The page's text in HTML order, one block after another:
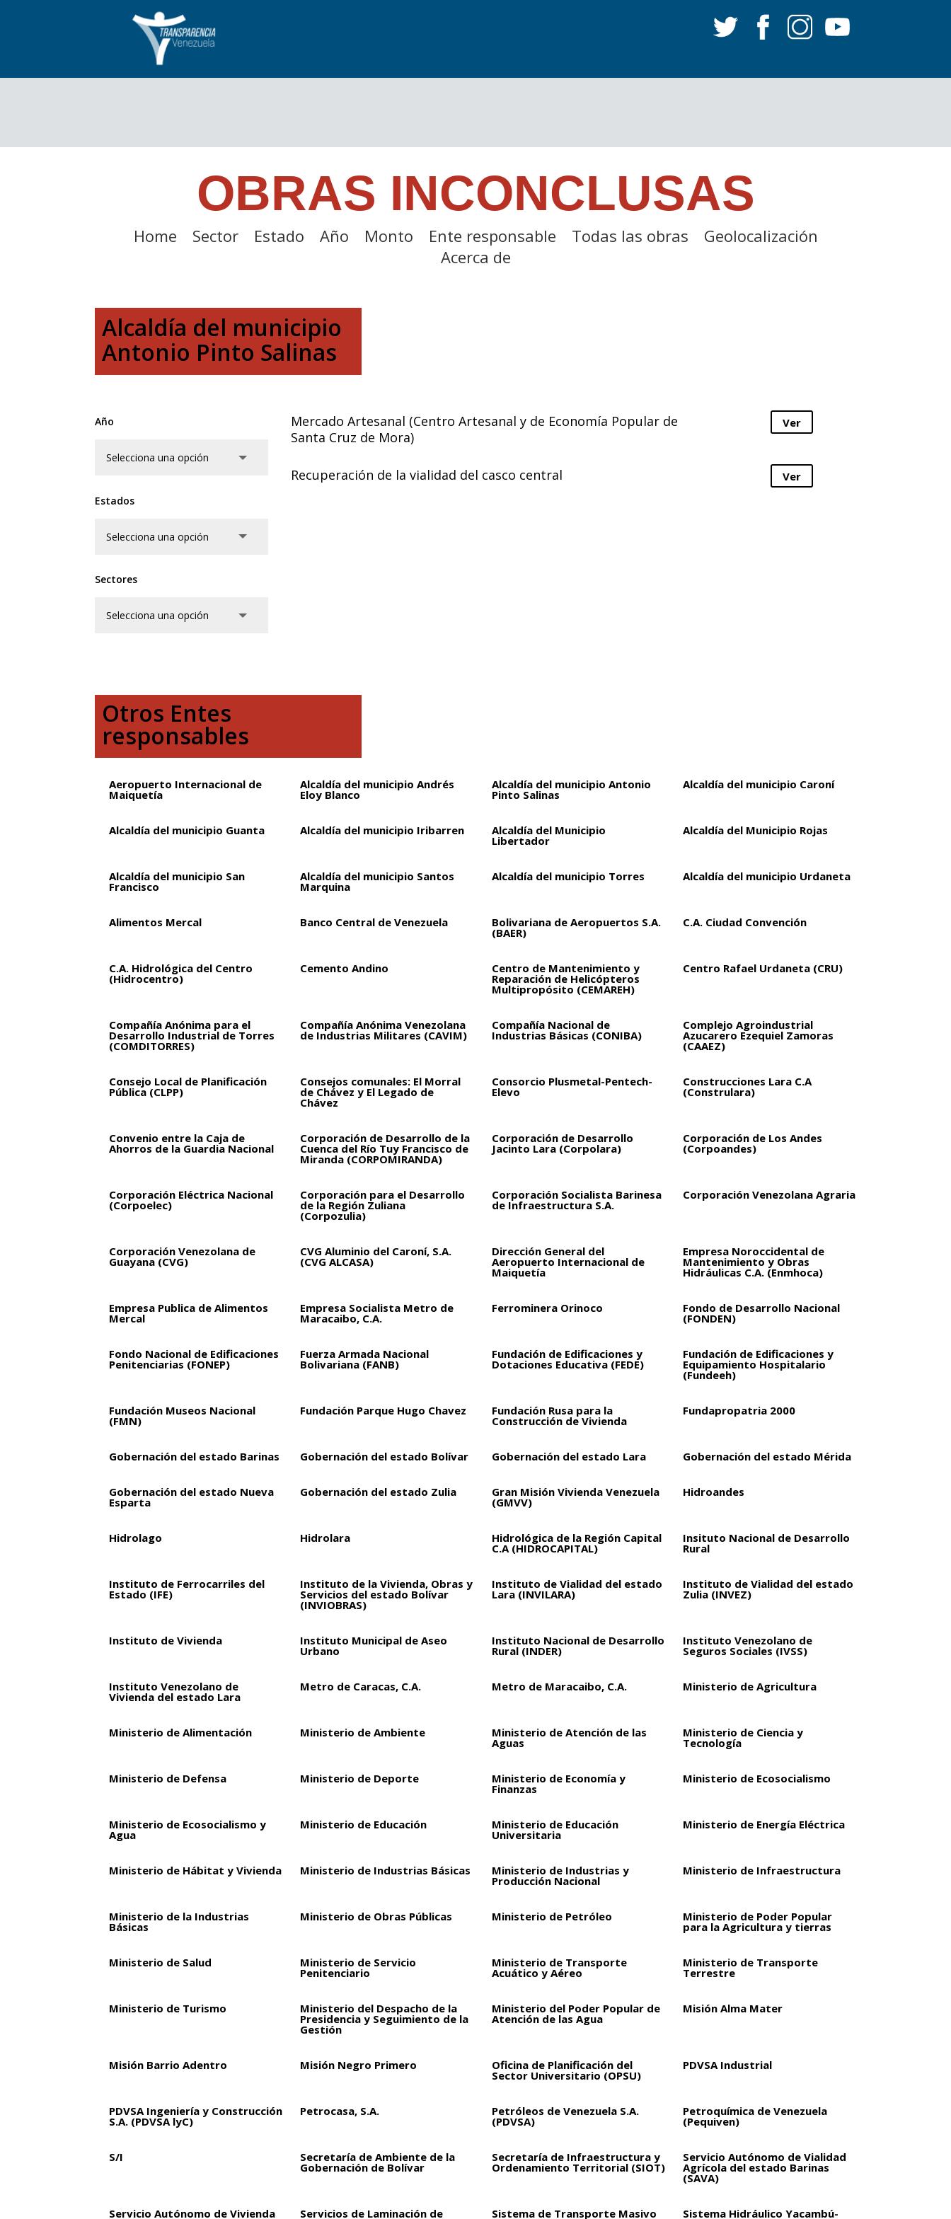
OBRAS INCONCLUSAS
Home Sector Estado Año Monto Ente responsable Todas las obras
Geolocalización
Acerca de
Alcaldía del municipio
Antonio Pinto Salinas
Año
Estados
Sectores
Mercado Artesanal (Centro Artesanal y de Economía Popular de
Santa Cruz de Mora)
Ver
Recuperación de la vialidad del casco central Ver
Otros Entes
responsables
Aeropuerto Internacional de
Maiquetía
Alcaldía del municipio Andrés
Eloy Blanco
Alcaldía del municipio Antonio
Pinto Salinas
Alcaldía del municipio Caroní
Alcaldía del municipio Guanta Alcaldía del municipio Iribarren Alcaldía del Municipio
Libertador
Alcaldía del Municipio Rojas
Alcaldía del municipio San
Francisco
Alcaldía del municipio Santos
Marquina
Alcaldía del municipio Torres Alcaldía del municipio Urdaneta
Alimentos Mercal Banco Central de Venezuela Bolivariana de Aeropuertos S.A.
(BAER)
C.A. Ciudad Convención
C.A. Hidrológica del Centro
(Hidrocentro)
Cemento Andino Centro de Mantenimiento y
Reparación de Helicópteros
Multipropósito (CEMAREH)
Centro Rafael Urdaneta (CRU)
Compañía Anónima para el
Desarrollo Industrial de Torres
(COMDITORRES)
Compañía Anónima Venezolana
de Industrias Militares (CAVIM)
Compañía Nacional de
Industrias Básicas (CONIBA)
Complejo Agroindustrial
Azucarero Ezequiel Zamoras
(CAAEZ)
Consejo Local de Planificación
Pública (CLPP)
Consejos comunales: El Morral
de Chávez y El Legado de
Chávez
Consorcio Plusmetal-Pentech-
Elevo
Construcciones Lara C.A
(Construlara)
Convenio entre la Caja de
Ahorros de la Guardia Nacional
Corporación de Desarrollo de la
Cuenca del Río Tuy Francisco de
Miranda (CORPOMIRANDA)
Corporación de Desarrollo
Jacinto Lara (Corpolara)
Corporación de Los Andes
(Corpoandes)
Corporación Eléctrica Nacional
(Corpoelec)
Corporación para el Desarrollo
de la Región Zuliana
(Corpozulia)
Corporación Socialista Barinesa
de Infraestructura S.A.
Corporación Venezolana Agraria
Corporación Venezolana de
Guayana (CVG)
CVG Aluminio del Caroní, S.A.
(CVG ALCASA)
Dirección General del
Aeropuerto Internacional de
Maiquetía
Empresa Noroccidental de
Mantenimiento y Obras
Hidráulicas C.A. (Enmhoca)
Empresa Publica de Alimentos
Mercal
Empresa Socialista Metro de
Maracaibo, C.A.
Ferrominera Orinoco Fondo de Desarrollo Nacional
(FONDEN)
Fondo Nacional de Edificaciones
Penitenciarias (FONEP)
Fuerza Armada Nacional
Bolivariana (FANB)
Fundación de Edificaciones y
Dotaciones Educativa (FEDE)
Fundación de Edificaciones y
Equipamiento Hospitalario
(Fundeeh)
Fundación Museos Nacional
(FMN)
Fundación Parque Hugo Chavez Fundación Rusa para la
Construcción de Vivienda
Fundapropatria 2000
Gobernación del estado Barinas Gobernación del estado Bolívar Gobernación del estado Lara Gobernación del estado Mérida
Gobernación del estado Nueva
Esparta
Gobernación del estado Zulia Gran Misión Vivienda Venezuela
(GMVV)
Hidroandes
Hidrolago Hidrolara Hidrológica de la Región Capital
C.A (HIDROCAPITAL)
Insituto Nacional de Desarrollo
Rural
Instituto de Ferrocarriles del
Estado (IFE)
Instituto de la Vivienda, Obras y
Servicios del estado Bolívar
(INVIOBRAS)
Instituto de Vialidad del estado
Lara (INVILARA)
Instituto de Vialidad del estado
Zulia (INVEZ)
Instituto de Vivienda Instituto Municipal de Aseo
Urbano
Instituto Nacional de Desarrollo
Rural (INDER)
Instituto Venezolano de
Seguros Sociales (IVSS)
Instituto Venezolano de
Vivienda del estado Lara
Metro de Caracas, C.A. Metro de Maracaibo, C.A. Ministerio de Agricultura
Ministerio de Alimentación Ministerio de Ambiente Ministerio de Atención de las
Aguas
Ministerio de Ciencia y
Tecnología
Ministerio de Defensa Ministerio de Deporte Ministerio de Economía y
Finanzas
Ministerio de Ecosocialismo
Ministerio de Ecosocialismo y
Agua
Ministerio de Educación Ministerio de Educación
Universitaria
Ministerio de Energía Eléctrica
Ministerio de Hábitat y Vivienda Ministerio de Industrias Básicas Ministerio de Industrias y
Producción Nacional
Ministerio de Infraestructura
Ministerio de la Industrias
Básicas
Ministerio de Obras Públicas Ministerio de Petróleo Ministerio de Poder Popular
para la Agricultura y tierras
Ministerio de Salud Ministerio de Servicio
Penitenciario
Ministerio de Transporte
Acuático y Aéreo
Ministerio de Transporte
Terrestre
Ministerio de Turismo Ministerio del Despacho de la
Presidencia y Seguimiento de la
Gestión
Ministerio del Poder Popular de
Atención de las Agua
Misión Alma Mater
Misión Barrio Adentro Misión Negro Primero Oficina de Planificación del
Sector Universitario (OPSU)
PDVSA Industrial
PDVSA Ingeniería y Construcción
S.A. (PDVSA lyC)
Petrocasa, S.A. Petróleos de Venezuela S.A.
(PDVSA)
Petroquímica de Venezuela
(Pequiven)
S/I Secretaría de Ambiente de la
Gobernación de Bolívar
Secretaría de Infraestructura y
Ordenamiento Territorial (SIOT)
Servicio Autónomo de Vialidad
Agrícola del estado Barinas
(SAVA)
Servicio Autónomo de Vivienda Servicios de Laminación de Sistema de Transporte Masivo Sistema Hidráulico Yacambú-